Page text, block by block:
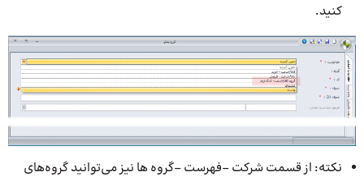
کنید.
نکته: از قسمت شرکت –فهرست –گروه ها نیز می‌­توانید گروه‌­های